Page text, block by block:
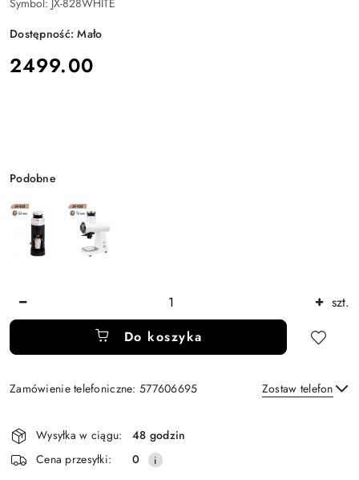
Dostępność:Mało
cena:
2499.00
Wariant
Podobne
szt.
Do koszyka
Zamówienie telefoniczne: 577606695 Zostaw telefon
Wyślij
i
dostawa
Wysyłka w ciągu:
48 godzin
Cena przesyłki:
0